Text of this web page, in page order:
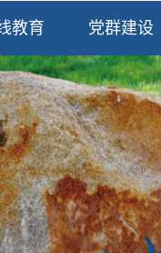
教育 党群建设